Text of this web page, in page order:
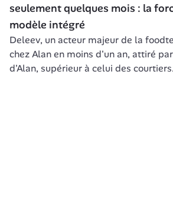
seulement quelques mois : la
modèle intégré
Deleev, un acteur majeur de la
chez Alan en moins d'un an, attiré
d'Alan, supérieur à celui des courtiers.